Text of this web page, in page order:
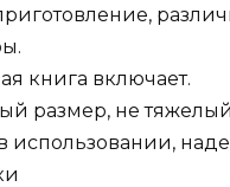
книга включает.
размер, не
использовании,